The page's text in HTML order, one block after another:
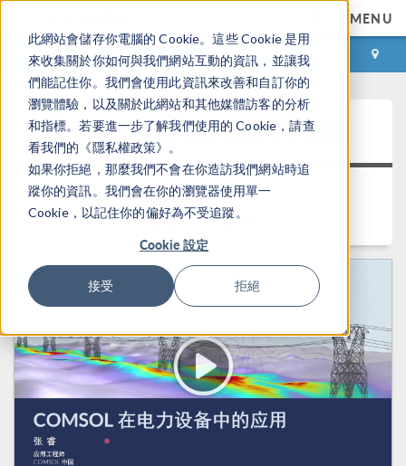
此網站會儲存你電腦的 Cookie。這些 Cookie 是用
來收集關於你如何與我們網站互動的資訊，並讓我
們能記住你。我們會使用此資訊來改善和自訂你的
瀏覽體驗，以及關於此網站和其他媒體訪客的分析
和指標。若要進一步了解我們使用的 Cookie，請查
看我們的《隱私權政策》。
如果你拒絕，那麼我們不會在你造訪我們網站時追
蹤你的資訊。我們會在你的瀏覽器使用單一
Cookie，以記住你的偏好為不受追蹤。
Cookie 設定
接受 拒絕
MENU
登录 咨询与购买
COMSOL®在电力设备中的应用
返回视频中心
时长： 1:12:37